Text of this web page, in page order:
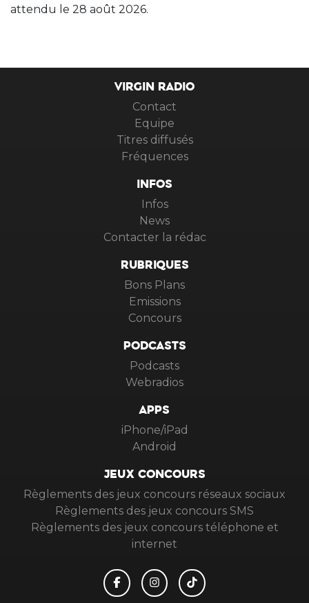
attendu le 28 août 2026.
VIRGIN RADIO
Contact
Equipe
Titres diffusés
Fréquences
INFOS
Infos
News
Contacter la rédac
RUBRIQUES
Bons Plans
Emissions
Concours
PODCASTS
Podcasts
Webradios
APPS
iPhone/iPad
Android
JEUX CONCOURS
Règlements des jeux concours réseaux sociaux
Règlements des jeux concours SMS
Règlements des jeux concours téléphone et
internet